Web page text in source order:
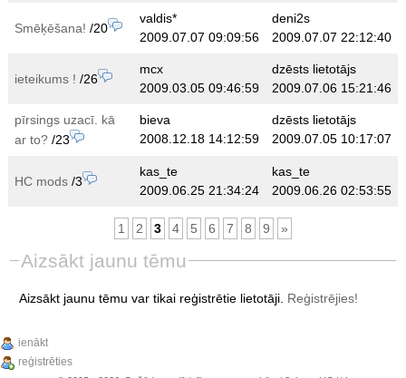
Smēķēšana! /20
valdis*
2009.07.07 09:09:56
deni2s
2009.07.07 22:12:40
ieteikums ! /26
mcx
2009.03.05 09:46:59
dzēsts lietotājs
2009.07.06 15:21:46
pīrsings uzacī. kā
ar to?/23
bieva
2008.12.18 14:12:59
dzēsts lietotājs
2009.07.05 10:17:07
HC mods/3
kas_te
2009.06.25 21:34:24
kas_te
2009.06.26 02:53:55
1 2 3 4 5 6 7 8 9 »
Aizsākt jaunu tēmu
Aizsākt jaunu tēmu var tikai reģistrētie lietotāji. Reģistrējies!
ienākt
reģistrēties